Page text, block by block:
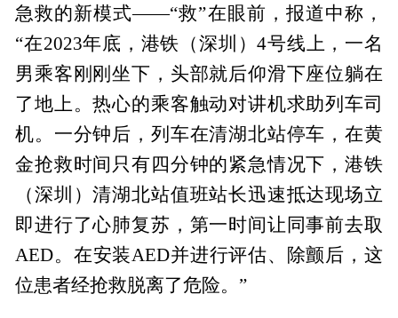
急救的新模式——“救”在眼前，报道中称，
“在2023年底，港铁（深圳）4号线上，一名
男乘客刚刚坐下，头部就后仰滑下座位躺在
了地上。热心的乘客触动对讲机求助列车司
机。一分钟后，列车在清湖北站停车，在黄
金抢救时间只有四分钟的紧急情况下，港铁
（深圳）清湖北站值班站长迅速抵达现场立
即进行了心肺复苏，第一时间让同事前去取
AED。在安装AED并进行评估、除颤后，这
位患者经抢救脱离了危险。”